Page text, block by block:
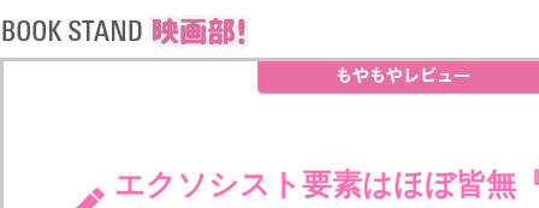
エクソシスト要素はほぼ皆無